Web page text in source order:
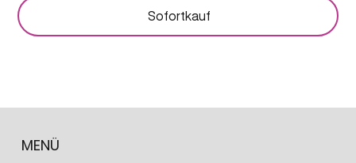
Sofortkauf
MENÜ